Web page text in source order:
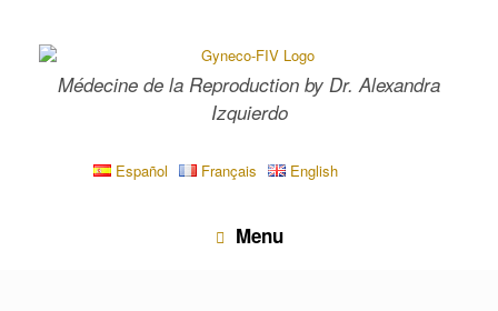
content
Médecine de la Reproduction by Dr. Alexandra
Izquierdo
Español Français English
Menu